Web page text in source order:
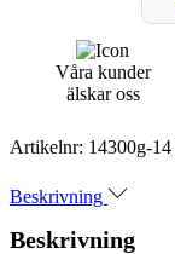
Våra kunder
älskar oss
Artikelnr: 14300g-14
Beskrivning
Beskrivning